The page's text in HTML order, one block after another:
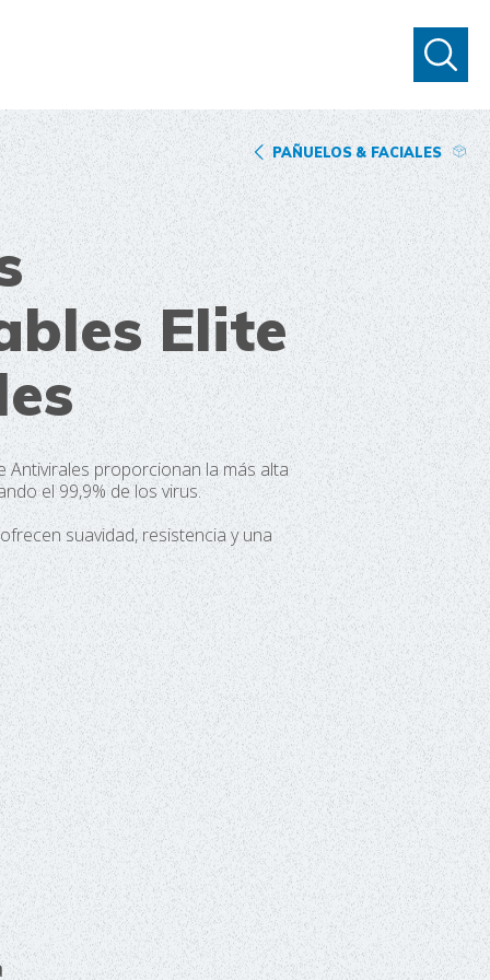
PAÑUELOS & FACIALES
Elite
Antivirales proporcionan la más alta
el 99,9% de los virus.
suavidad, resistencia y una